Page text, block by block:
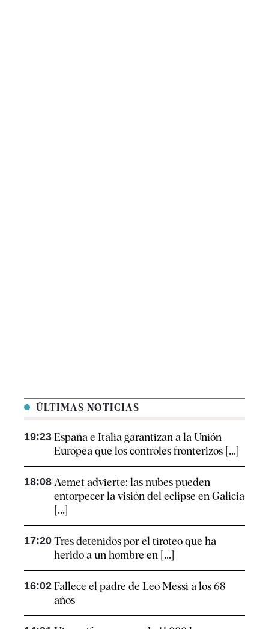
ÚLTIMAS NOTICIAS
19:23 España e Italia garantizan a la Unión
Europea que los controles fronterizos [...]
18:08 Aemet advierte: las nubes pueden
entorpecer la visión del eclipse en Galicia
[...]
17:20 Tres detenidos por el tiroteo que ha
herido a un hombre en [...]
16:02 Fallece el padre de Leo Messi a los 68
años